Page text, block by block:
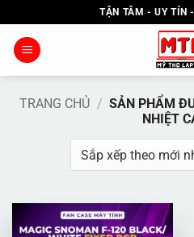
qua
nội
TẬN TÂM - UY TÍN
TRANG CHỦ / SẢN PHẨM
NHIỆT